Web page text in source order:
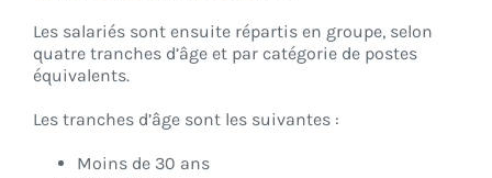
Les salariés sont ensuite répartis en groupe, selon
quatre tranches d’âge et par catégorie de postes
équivalents.
Les tranches d’âge sont les suivantes :
Moins de 30 ans